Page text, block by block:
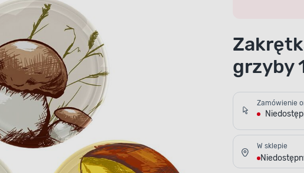
grzyby
Zamówienie
W sklepie